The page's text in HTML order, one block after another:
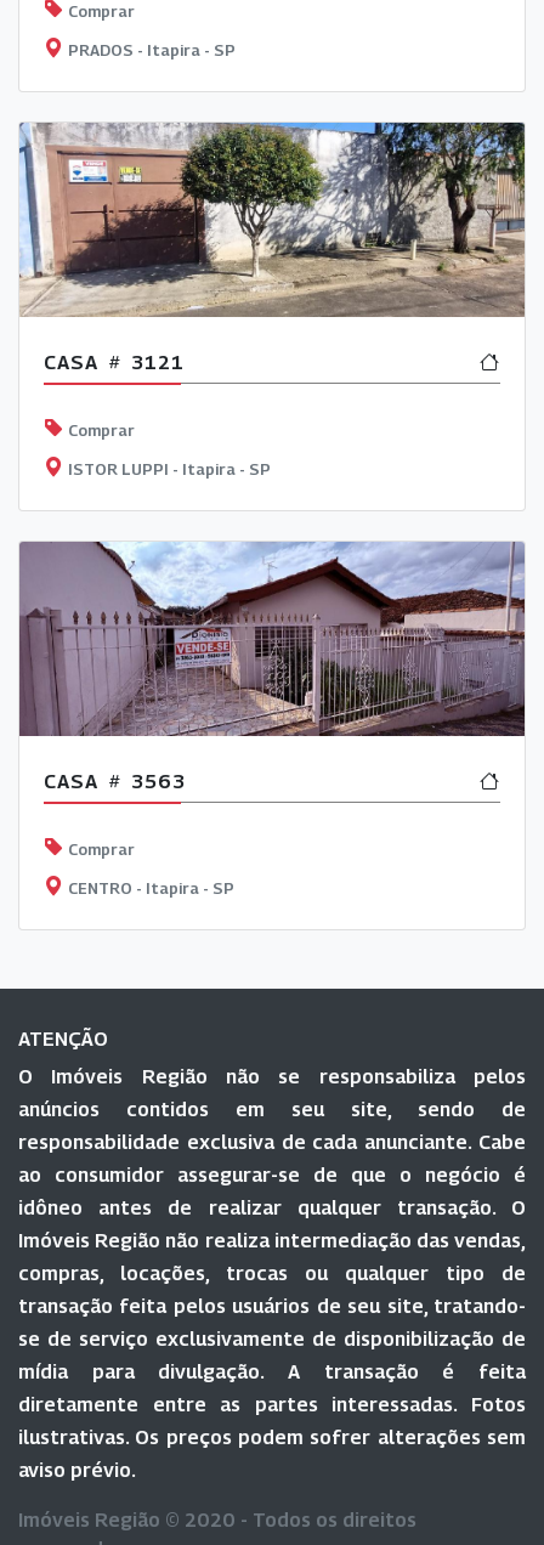
Comprar
PRADOS - Itapira - SP
CASA 3121
Comprar
ISTOR LUPPI - Itapira - SP
CASA 3563
Comprar
CENTRO - Itapira - SP
ATENÇÃO
O Imóveis Região não se responsabiliza pelos
anúncios contidos em seu site, sendo de
responsabilidade exclusiva de cada anunciante. Cabe
ao consumidor assegurar-se de que o negócio é
idôneo antes de realizar qualquer transação. O
Imóveis Região não realiza intermediação das vendas,
compras, locações, trocas ou qualquer tipo de
transação feita pelos usuários de seu site, tratando-
se de serviço exclusivamente de disponibilização de
mídia para divulgação. A transação é feita
diretamente entre as partes interessadas. Fotos
ilustrativas. Os preços podem sofrer alterações sem
aviso prévio.
Imóveis Região © 2020 - Todos os direitos